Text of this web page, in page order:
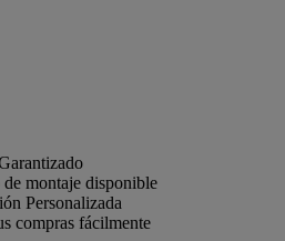
montaje disponible
Personalizada
compras fácilmente